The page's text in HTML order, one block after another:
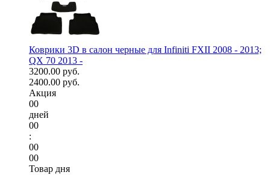
Коврики 3D в салон черные для Infiniti FXII 2008 - 2013;
QX 70 2013 -
3200.00 руб.
2400.00 руб.
Акция
00
дней
00
:
00
00
Товар дня